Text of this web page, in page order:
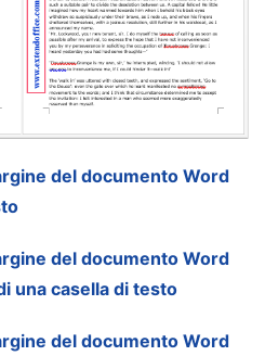
del documento Word
del documento Word
una casella di testo
del documento Word